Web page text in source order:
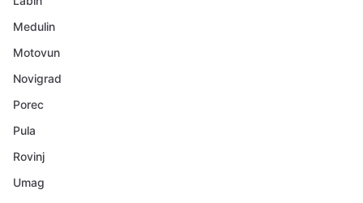
Medulin
Motovun
Novigrad
Porec
Pula
Rovinj
Umag